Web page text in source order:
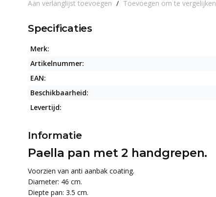
Aan verlanglijst toevoegen / Toevoegen om te vergelijken
Specificaties
Merk:
Artikelnummer:
EAN:
Beschikbaarheid:
Levertijd:
Informatie
Paella pan met 2 handgrepen.
Voorzien van anti aanbak coating.
Diameter: 46 cm.
Diepte pan: 3.5 cm.